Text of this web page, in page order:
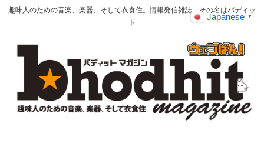
趣味人のための音楽、楽器、そして衣食住。情報発信雑誌、その名はバディッ
ト
Japanese ▼